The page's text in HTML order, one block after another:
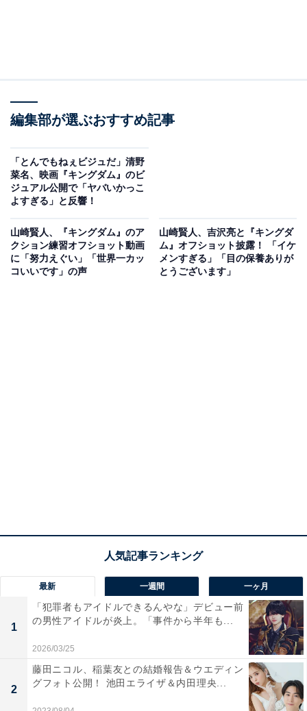
編集部が選ぶおすすめ記事
「とんでもねぇビジュだ」清野
菜名、映画『キングダム』のビ
ジュアル公開で「ヤバいかっこ
よすぎる」と反響！
山崎賢人、『キングダム』のア
クション練習オフショット動画
に「努力えぐい」「世界一カッ
コいいです」の声
山崎賢人、吉沢亮と『キングダ
ム』オフショット披露！ 「イケ
メンすぎる」「目の保養ありが
とうございます」
最新 一週間 一ヶ月
1
「犯罪者もアイドルできるんやな」デビュー前
の男性アイドルが炎上。「事件から半年も...
2026/03/25
2
藤田ニコル、稲葉友との結婚報告＆ウエディン
グフォト公開！ 池田エライザ＆内田理央...